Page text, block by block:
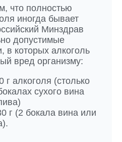
что полностью
иногда бывает
Минздрав
допустимые
в которых алкоголь
вред организму:
алкоголя (столько
сухого вина
г (2 бокала вина или